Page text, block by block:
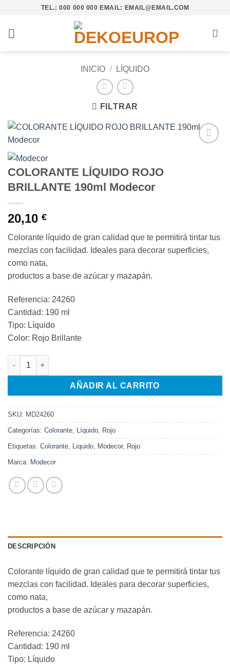
contenido
TEL.: 000 000 000 EMAIL: EMAIL@EMAIL.COM
INICIO / LÍQUIDO
FILTRAR
COLORANTE LÍQUIDO ROJO
BRILLANTE 190ml Modecor
20,10 €
Colorante líquido de gran calidad que te permitirá tintar tus
mezclas con facilidad. Ideales para decorar superficies,
como nata,
productos a base de azúcar y mazapán.
Referencia: 24260
Cantidad: 190 ml
Tipo: Líquido
Color: Rojo Brillante
COLORANTE LÍQUIDO ROJO BRILLANTE 190ml Modecor
AÑADIR AL CARRITO
SKU: MD24260
Categorías: Colorante Líquido Rojo
Etiquetas: Colorante Liquido Modecor, Rojo
Marca: Modecor
DESCRIPCIÓN
Colorante líquido de gran calidad que te permitirá tintar tus
mezclas con facilidad. Ideales para decorar superficies,
como nata,
productos a base de azúcar y mazapán.
Referencia: 24260
Cantidad: 190 ml
Tipo: Líquido